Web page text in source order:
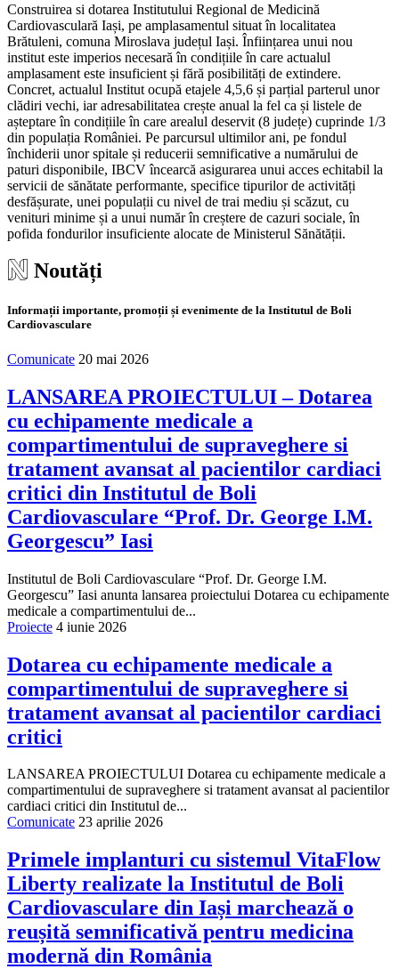
Construirea si dotarea Institutului Regional de Medicină
Cardiovasculară Iași, pe amplasamentul situat în localitatea
Brătuleni, comuna Miroslava județul Iași. Înființarea unui nou
institut este imperios necesară în condițiile în care actualul
amplasament este insuficient și fără posibilități de extindere.
Concret, actualul Institut ocupă etajele 4,5,6 și parțial parterul unor
clădiri vechi, iar adresabilitatea crește anual la fel ca și listele de
așteptare în condițiile în care arealul deservit (8 județe) cuprinde 1/3
din populația României. Pe parcursul ultimilor ani, pe fondul
închiderii unor spitale și reducerii semnificative a numărului de
paturi disponibile, IBCV încearcă asigurarea unui acces echitabil la
servicii de sănătate performante, specifice tipurilor de activități
desfășurate, unei populații cu nivel de trai mediu și scăzut, cu
venituri minime și a unui număr în creștere de cazuri sociale, în
pofida fondurilor insuficiente alocate de Ministerul Sănătății.
Noutăți
Informații importante, promoții și evenimente de la Institutul de Boli
Cardiovasculare
Comunicate 20 mai 2026
LANSAREA PROIECTULUI – Dotarea
cu echipamente medicale a
compartimentului de supraveghere si
tratament avansat al pacientilor cardiaci
critici din Institutul de Boli
Cardiovasculare “Prof. Dr. George I.M.
Georgescu” Iasi
Institutul de Boli Cardiovasculare “Prof. Dr. George I.M.
Georgescu” Iasi anunta lansarea proiectului Dotarea cu echipamente
medicale a compartimentului de...
Proiecte 4 iunie 2026
Dotarea cu echipamente medicale a
compartimentului de supraveghere si
tratament avansat al pacientilor cardiaci
critici
LANSAREA PROIECTULUI Dotarea cu echipamente medicale a
compartimentului de supraveghere si tratament avansat al pacientilor
cardiaci critici din Institutul de...
Comunicate 23 aprilie 2026
Primele implanturi cu sistemul VitaFlow
Liberty realizate la Institutul de Boli
Cardiovasculare din Iași marchează o
reușită semnificativă pentru medicina
modernă din România